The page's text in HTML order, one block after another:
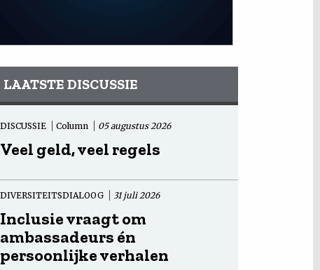
LAATSTE DISCUSSIE
DISCUSSIE Column 05 augustus 2026
Veel geld, veel regels
DIVERSITEITSDIALOOG 31 juli 2026
Inclusie vraagt om
ambassadeurs én
persoonlijke verhalen